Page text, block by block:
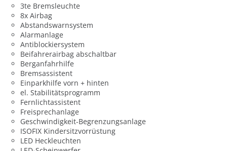
3te Bremsleuchte
8x Airbag
Abstandswarnsystem
Alarmanlage
Antiblockiersystem
Beifahrerairbag abschaltbar
Berganfahrhilfe
Bremsassistent
Einparkhilfe vorn + hinten
el. Stabilitätsprogramm
Fernlichtassistent
Freisprechanlage
Geschwindigkeit-Begrenzungsanlage
ISOFIX Kindersitzvorrüstung
LED Heckleuchten